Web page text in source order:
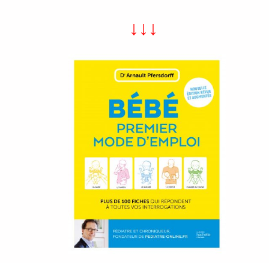
↓ ↓ ↓